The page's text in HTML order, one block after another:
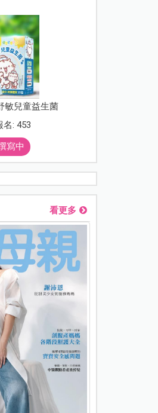
敏兒童益生菌
名: 453
寫中
看更多